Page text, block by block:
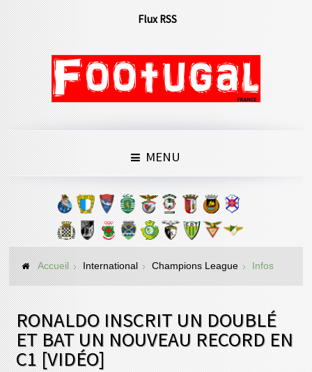
Flux RSS
MENU
Accueil International Champions League Infos
RONALDO INSCRIT UN DOUBLÉ
ET BAT UN NOUVEAU RECORD EN
C1 [VIDÉO]